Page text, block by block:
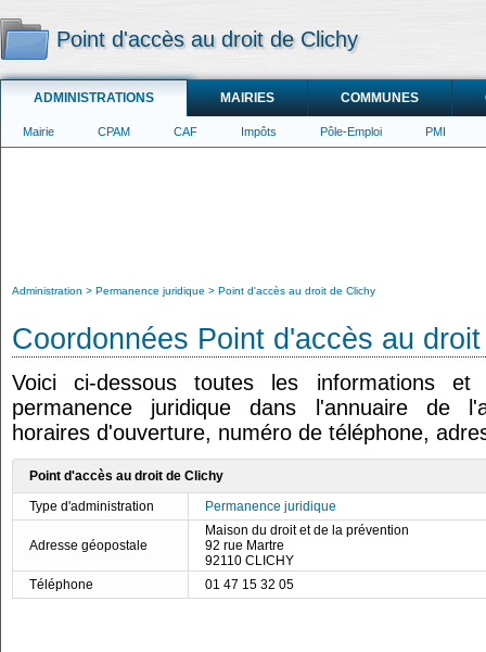
Point d'accès au droit de Clichy
ADMINISTRATIONS MAIRIES COMMUNES
Mairie CPAM CAF Impôts Pôle-Emploi PMI
Administration Permanence juridique Point d'accès au droit de Clichy
Coordonnées Point d'accès au
Voici ci-dessous toutes les informations et
permanence juridique dans l'annuaire de
horaires d'ouverture, numéro de téléphone,
Point d'accès au droit de Clichy
Type d'administration
Permanence juridique
Adresse géopostale
Maison du droit et de la prévention
92 rue Martre
92110 CLICHY
Téléphone
01 47 15 32 05